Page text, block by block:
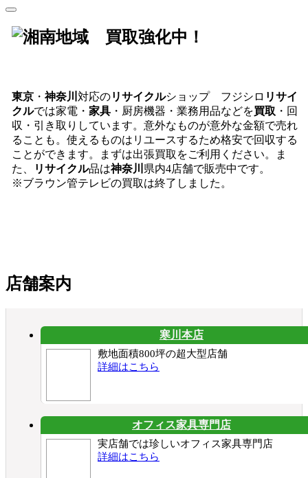
東京 ・神奈川 対応のリサイクルショップ フジシロ リサイ
クルでは家電・ 家具 ・厨房機器・業務用品などを買取 ・回
収・引き取りしています。意外なものが意外な金額で売れ
ることも。使えるものはリユースするため格安で回収する
ことができます。まずは出張買取をご利用ください。ま
た、
リサイクル品は神奈川 県内4店舗で販売中です。
※ブラウン管テレビの買取は終了しました。
店舗案内
寒川本店
敷地面積800坪の超大型店舗
詳細はこちら
オフィス家具専門店
実店舗では珍しいオフィス家具専門店
詳細はこちら